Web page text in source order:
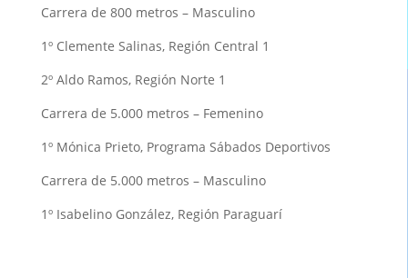
Carrera de 800 metros – Masculino
1º Clemente Salinas, Región Central 1
2º Aldo Ramos, Región Norte 1
Carrera de 5.000 metros – Femenino
1º Mónica Prieto, Programa Sábados Deportivos
Carrera de 5.000 metros – Masculino
1º Isabelino González, Región Paraguarí